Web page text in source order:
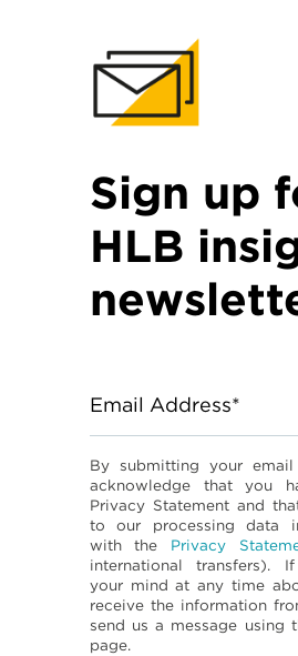
Sign up
HLB
Email Address*
By submitting your email
acknowledge that you
Privacy Statement and
to our processing data
with the Privacy
international transfers).
your mind at any time
receive the information
send us a message using
page.